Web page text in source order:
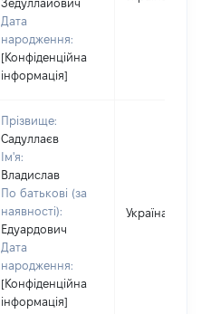
Зедуллайович
Дата
народження:
[Конфіденційна
інформація]
Прізвище:
Садуллаєв
Ім'я:
Владислав
По батькові (за
наявності):
Едуардович
Дата
народження:
[Конфіденційна
інформація]
Україна